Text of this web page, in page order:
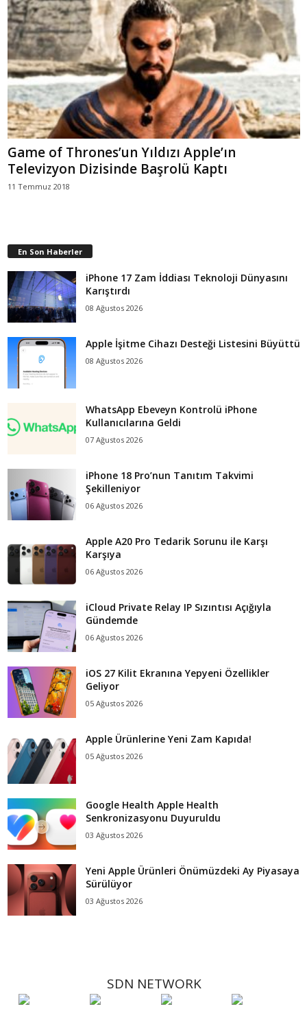
Game of Thrones’un Yıldızı Apple’ın
Televizyon Dizisinde Başrolü Kaptı
11 Temmuz 2018
En Son Haberler
iPhone 17 Zam İddiası Teknoloji Dünyasını
Karıştırdı
08 Ağustos 2026
Apple İşitme Cihazı Desteği Listesini Büyüttü
08 Ağustos 2026
WhatsApp Ebeveyn Kontrolü iPhone
Kullanıcılarına Geldi
07 Ağustos 2026
iPhone 18 Pro’nun Tanıtım Takvimi
Şekilleniyor
06 Ağustos 2026
Apple A20 Pro Tedarik Sorunu ile Karşı
Karşıya
06 Ağustos 2026
iCloud Private Relay IP Sızıntısı Açığıyla
Gündemde
06 Ağustos 2026
iOS 27 Kilit Ekranına Yepyeni Özellikler
Geliyor
05 Ağustos 2026
Apple Ürünlerine Yeni Zam Kapıda!
05 Ağustos 2026
Google Health Apple Health
Senkronizasyonu Duyuruldu
03 Ağustos 2026
Yeni Apple Ürünleri Önümüzdeki Ay Piyasaya
Sürülüyor
03 Ağustos 2026
SDN NETWORK